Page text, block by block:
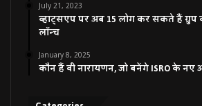
July 21, 2023
व्हाट्सएप पर अब 15 लोग कर सकते हैं
लॉन्च
January 8, 2025
कौन हैं वी नारायणन, जो बनेंगे ISRO के नए